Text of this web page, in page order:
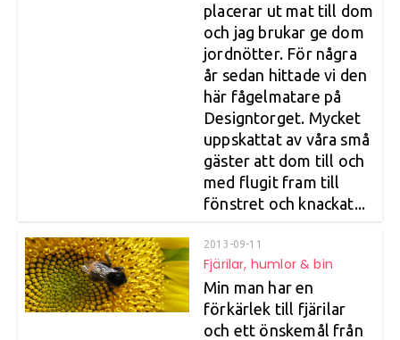
placerar ut mat till dom
och jag brukar ge dom
jordnötter. För några
år sedan hittade vi den
här fågelmatare på
Designtorget. Mycket
uppskattat av våra små
gäster att dom till och
med flugit fram till
fönstret och knackat...
2013-09-11
Fjärilar, humlor & bin
Min man har en
förkärlek till fjärilar
och ett önskemål från